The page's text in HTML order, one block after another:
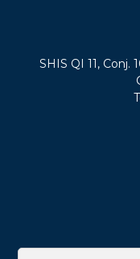
SHIS QI 11, Conj.